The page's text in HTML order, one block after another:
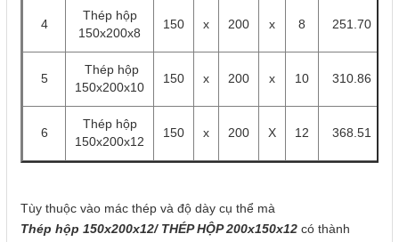
4
Thép hộp
150x200x8
150 x 200 x 8 251.70
5
Thép hộp
150x200x10
150 x 200 x 10 310.86
6
Thép hộp
150x200x12
150 x 200 X 12 368.51
Tùy thuộc vào mác thép và độ dày cụ thể mà
Thép hộp 150x200x12/ THÉP HỘP 200x150x12 có thành